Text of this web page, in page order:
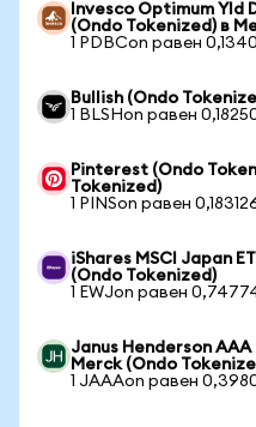
Invesco Optimum Yld
(Ondo Tokenized) в
1 PDBCon равен
Bullish (Ondo
1 BLSHon равен
Pinterest (Ondo
Tokenized)
1 PINSon равен
iShares MSCI Japan
(Ondo Tokenized)
1 EWJon равен
Janus Henderson AAA
Merck (Ondo
1 JAAAon равен